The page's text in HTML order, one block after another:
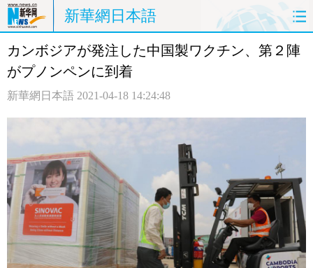
新華網日本語
ホームページ 政治 経済
中日対訳
カンボジアが発注した中国製ワクチン、第２陣
がプノンペンに到着
新華網日本語 2021-04-18 14:24:48